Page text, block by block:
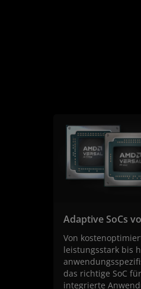
Adaptive SoCs
Von
leistungsstark bis
das richtige SoC
integrierte